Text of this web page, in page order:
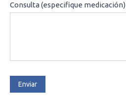
Consulta (especifique medicación)
Enviar